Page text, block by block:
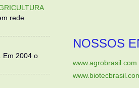
rede
Em 2004 o
NOSSOS